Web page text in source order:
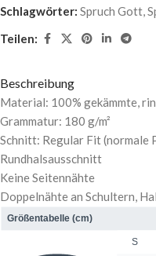
Schlagwörter: Spruch Gott,
Teilen:
Beschreibung
Material: 100% gekämmte,
Grammatur: 180 g/m²
Schnitt: Regular Fit (normale
Rundhalsausschnitt
Keine Seitennähte
Doppelnähte an Schultern,